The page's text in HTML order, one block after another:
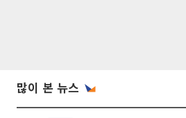
많이 본 뉴스